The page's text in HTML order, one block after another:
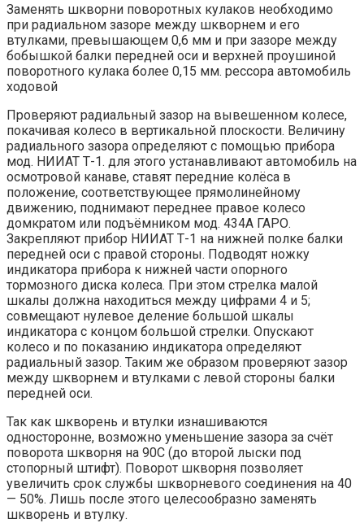
Заменять шкворни поворотных кулаков необходимо
при радиальном зазоре между шкворнем и его
втулками, превышающем 0,6 мм и при зазоре между
бобышкой балки передней оси и верхней проушиной
поворотного кулака более 0,15 мм. рессора автомобиль
ходовой
Проверяют радиальный зазор на вывешенном колесе,
покачивая колесо в вертикальной плоскости. Величину
радиального зазора определяют с помощью прибора
мод. НИИАТ Т-1. для этого устанавливают автомобиль на
осмотровой канаве, ставят передние колёса в
положение, соответствующее прямолинейному
движению, поднимают переднее правое колесо
домкратом или подъёмником мод. 434А ГАРО.
Закрепляют прибор НИИАТ Т-1 на нижней полке балки
передней оси с правой стороны. Подводят ножку
индикатора прибора к нижней части опорного
тормозного диска колеса. При этом стрелка малой
шкалы должна находиться между цифрами 4 и 5;
совмещают нулевое деление большой шкалы
индикатора с концом большой стрелки. Опускают
колесо и по показанию индикатора определяют
радиальный зазор. Таким же образом проверяют зазор
между шкворнем и втулками с левой стороны балки
передней оси.
Так как шкворень и втулки изнашиваются
односторонне, возможно уменьшение зазора за счёт
поворота шкворня на 90С (до второй лыски под
стопорный штифт). Поворот шкворня позволяет
увеличить срок службы шкворневого соединения на 40
— 50%. Лишь после этого целесообразно заменять
шкворень и втулку.